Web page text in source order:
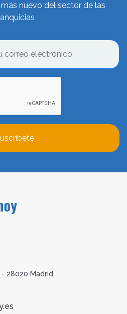
nuevo del sector de las
28020 Madrid